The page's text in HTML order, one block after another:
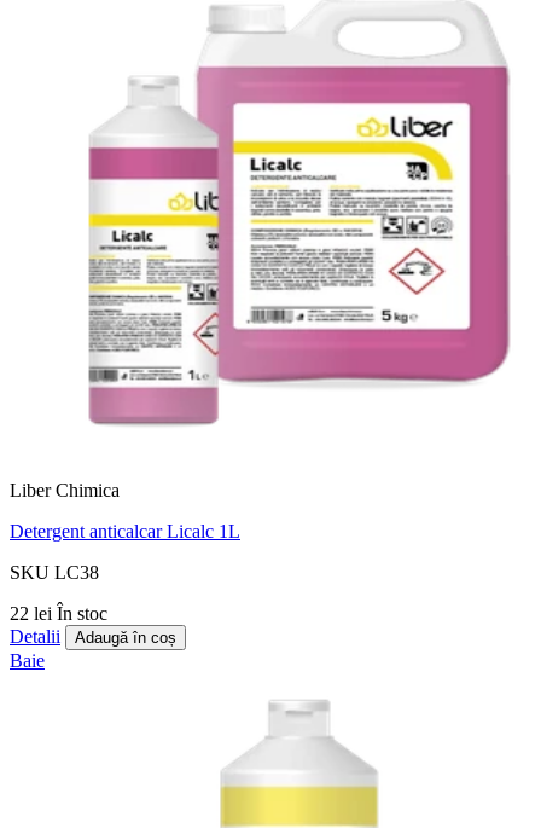
Liber Chimica
Detergent anticalcar Licalc 1L
SKU LC38
22 lei În stoc
Detalii
Adaugă în coș
Baie